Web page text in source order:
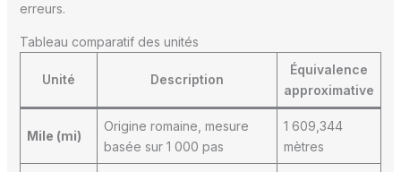
erreurs.
Tableau comparatif des unités
Unité Description
Équivalence
approximative
Mile (mi)
Origine romaine, mesure
basée sur 1 000 pas
1 609,344
mètres